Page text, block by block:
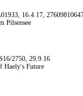
16.4.17,
Pilsensee
2750, 29.9.16
Haely's Future